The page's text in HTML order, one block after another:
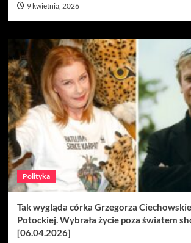
9 kwietnia, 2026
Polityka
Tak wygląda córka Grzegorza
Potockiej. Wybrała życie poza światem
[06.04.2026]